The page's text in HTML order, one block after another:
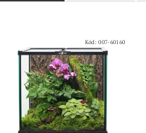
Kód:007-60160